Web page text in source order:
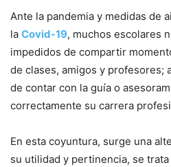
Ante la pandemia y medidas de
la Covid-19, muchos escolares
impedidos de compartir
de clases, amigos y profesores;
de contar con la guía o
correctamente su carrera
En esta coyuntura, surge una
su utilidad y pertinencia, se trata